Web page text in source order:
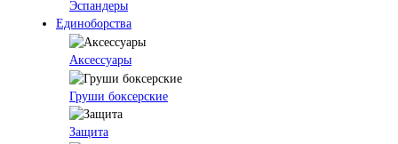
Эспандеры
Единоборства
Аксессуары
Груши боксерские
Защита